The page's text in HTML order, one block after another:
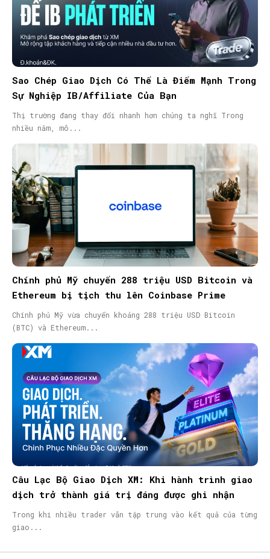
Sao Chép Giao Dịch Có Thể Là Điểm Mạnh Trong
Sự Nghiệp IB/Affiliate Của Bạn
Thị trường đang thay đổi nhanh hơn chúng ta nghĩ Trong
nhiều năm, mô...
Chính phủ Mỹ chuyển 288 triệu USD Bitcoin và
Ethereum bị tịch thu lên Coinbase Prime
Chính phủ Mỹ vừa chuyển khoảng 288 triệu USD Bitcoin
(BTC) và Ethereum...
Câu Lạc Bộ Giao Dịch XM: Khi hành trình giao
dịch trở thành giá trị đáng được ghi nhận
Trong khi nhiều trader vẫn tập trung vào kết quả của từng
giao...